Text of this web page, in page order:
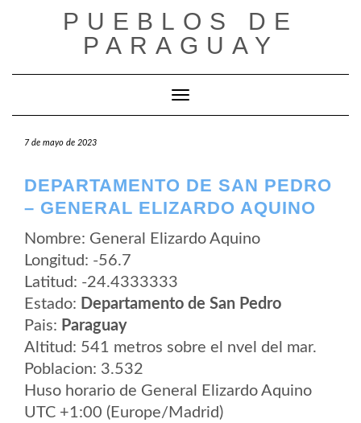
PUEBLOS DE
PARAGUAY
Cambiar modo de navegación
7 de mayo de 2023
DEPARTAMENTO DE SAN PEDRO
– GENERAL ELIZARDO AQUINO
Nombre: General Elizardo Aquino
Longitud: -56.7
Latitud: -24.4333333
Estado: Departamento de San Pedro
Pais: Paraguay
Altitud: 541 metros sobre el nvel del mar.
Poblacion: 3.532
Huso horario de General Elizardo Aquino
UTC +1:00 (Europe/Madrid)